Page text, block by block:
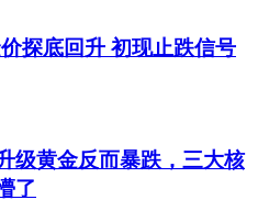
探底回升 初现止跌信号
级黄金反而暴跌，三大核
了